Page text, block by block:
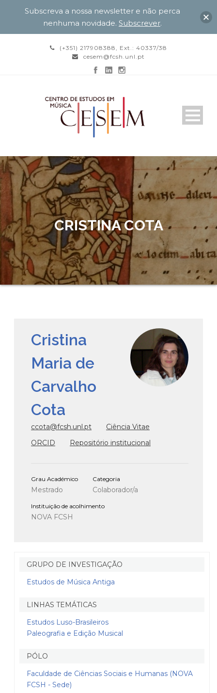
(+351) 217908388, Ext.: 40337/38
cesem@fcsh.unl.pt
CRISTINA COTA
Cristina
Maria de
Carvalho
Cota
ccota@fcsh.unl.pt
Ciência Vitae
ORCID
Repositório institucional
Grau Académico
Mestrado
Categoria
Colaborador/a
Instituição de acolhimento
NOVA FCSH
GRUPO DE INVESTIGAÇÃO
Estudos de Música Antiga
LINHAS TEMÁTICAS
Estudos Luso-Brasileiros
Paleografia e Edição Musical
PÓLO
Faculdade de Ciências Sociais e Humanas (NOVA
FCSH - Sede)
Subscreva a nossa newsletter e não perca
nenhuma novidade. Subscrever.